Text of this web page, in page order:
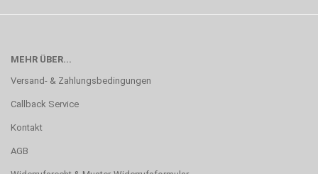
MEHR ÜBER...
Versand- & Zahlungsbedingungen
Callback Service
Kontakt
AGB